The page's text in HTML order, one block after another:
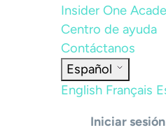
Insider One
Centro de ayuda
Contáctanos
Español
English Français
Iniciar sesión